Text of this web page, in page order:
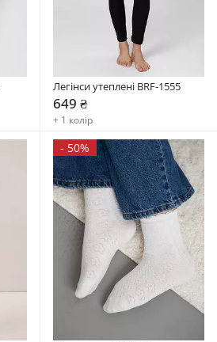
Легінси утеплені BRF-1555
649 ₴
+ 1 колір
- 50%